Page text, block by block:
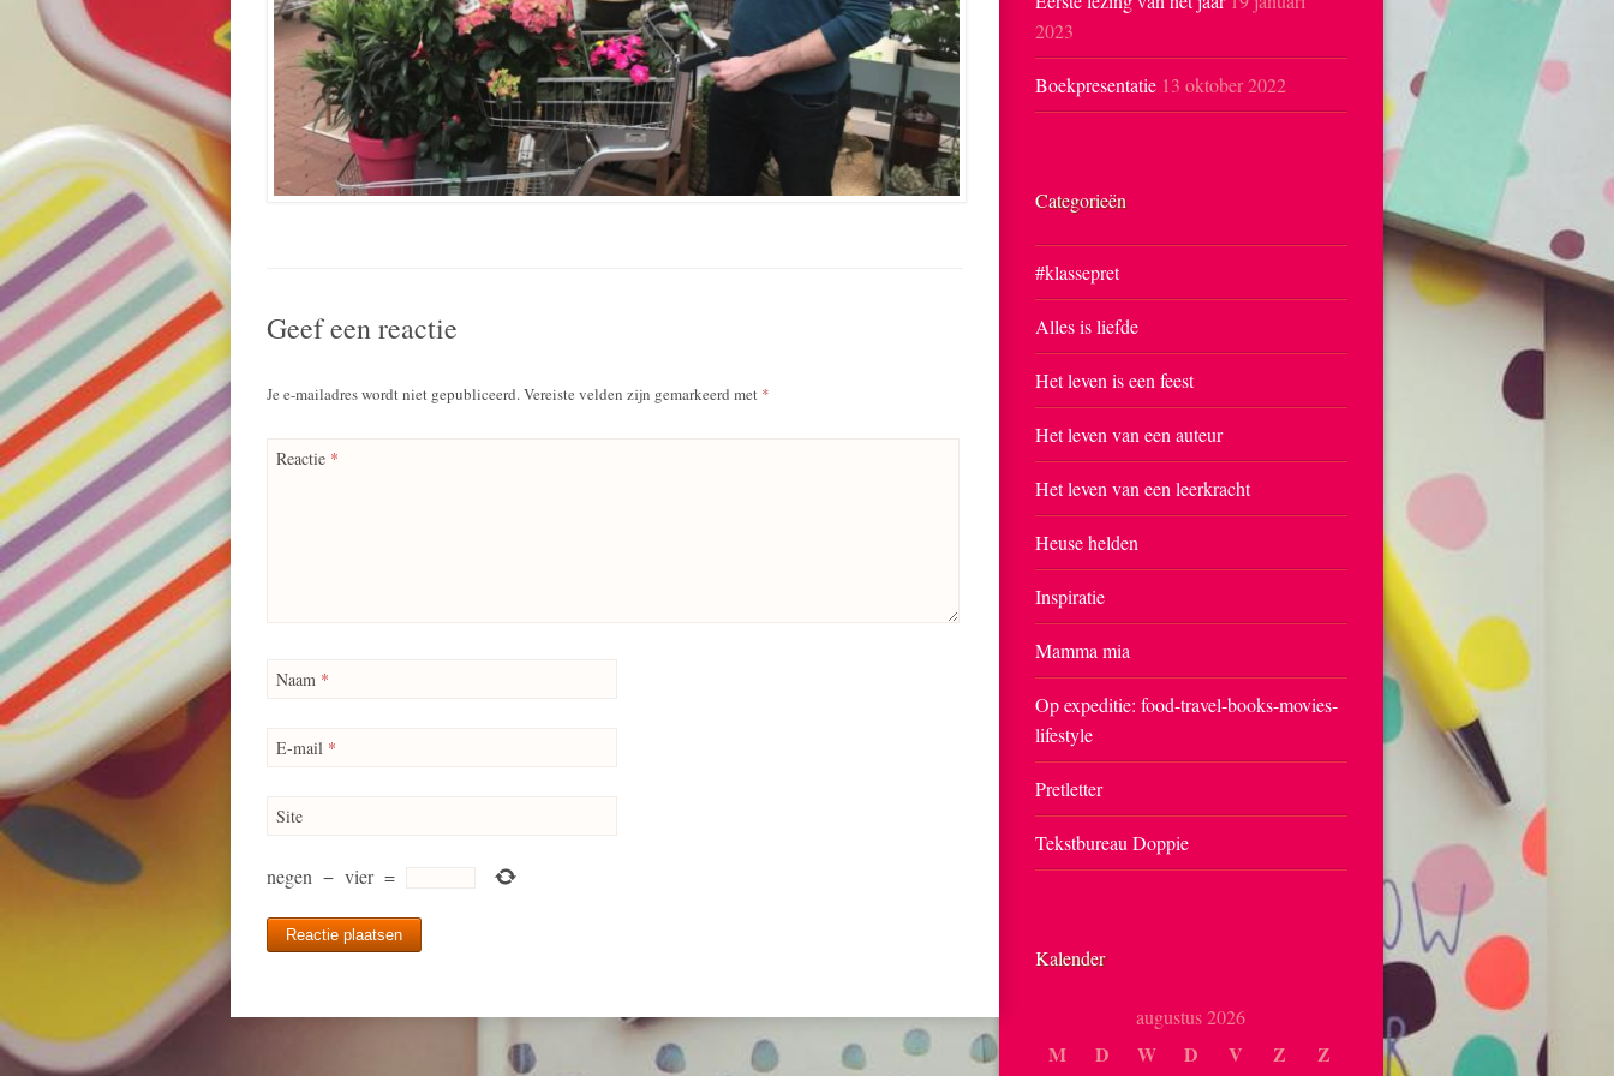
Geef een reactie
Je e-mailadres wordt niet gepubliceerd.Vereiste velden zijn gemarkeerd met *
Reactie *
Naam *
E-mail *
Site
negen − vier =
2023
Boekpresentatie 13 oktober 2022
Categorieën
#klassepret
Alles is liefde
Het leven is een feest
Het leven van een auteur
Het leven van een leerkracht
Heuse helden
Inspiratie
Mamma mia
Op expeditie: food-travel-books-movies-
lifestyle
Pretletter
Tekstbureau Doppie
Kalender
augustus 2026
M D W D V Z Z